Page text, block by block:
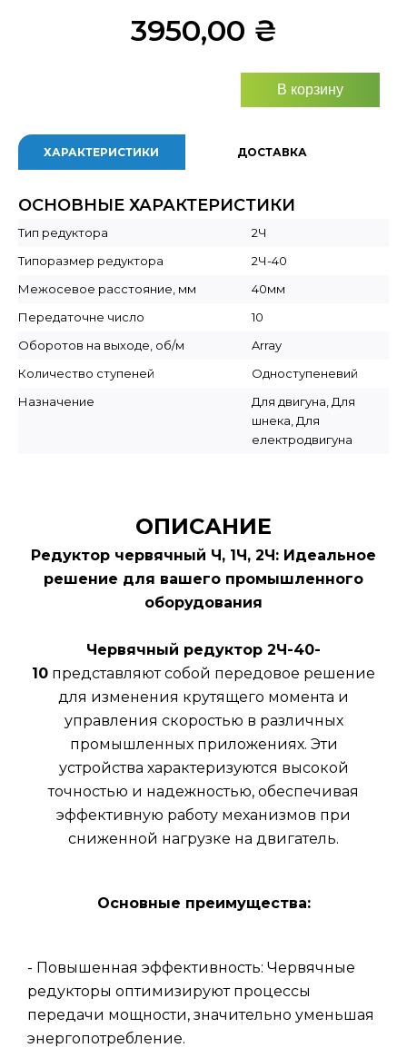
3950,00 ₴
В корзину
ХАРАКТЕРИСТИКИ ДОСТАВКА
ОСНОВНЫЕ ХАРАКТЕРИСТИКИ
Тип редуктора
2Ч
Типоразмер редуктора
2Ч-40
Межосевое расстояние, мм
40мм
Передаточне число
10
Оборотов на выходе, об/м
Array
Количество ступеней
Одноступеневий
Назначение
Для двигуна, Для
шнека, Для
електродвигуна
ОПИСАНИЕ
Редуктор червячный Ч, 1Ч, 2Ч: Идеальное
решение для вашего промышленного
оборудования
Червячный редуктор 2Ч-40-
10 представляют собой передовое решение
для изменения крутящего момента и
управления скоростью в различных
промышленных приложениях. Эти
устройства характеризуются высокой
точностью и надежностью, обеспечивая
эффективную работу механизмов при
сниженной нагрузке на двигатель.
Основные преимущества:
- Повышенная эффективность: Червячные
редукторы оптимизируют процессы
передачи мощности, значительно уменьшая
энергопотребление.